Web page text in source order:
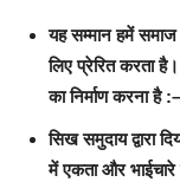
यह सम्मान हमें
लिए प्रेरित करता
का निर्माण करना
सिख समुदाय द्वारा
में एकता और भाईचारे